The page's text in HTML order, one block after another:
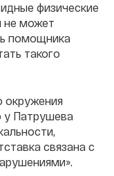
физические
не может
помощника
такого
окружения
Патрушева
связана с